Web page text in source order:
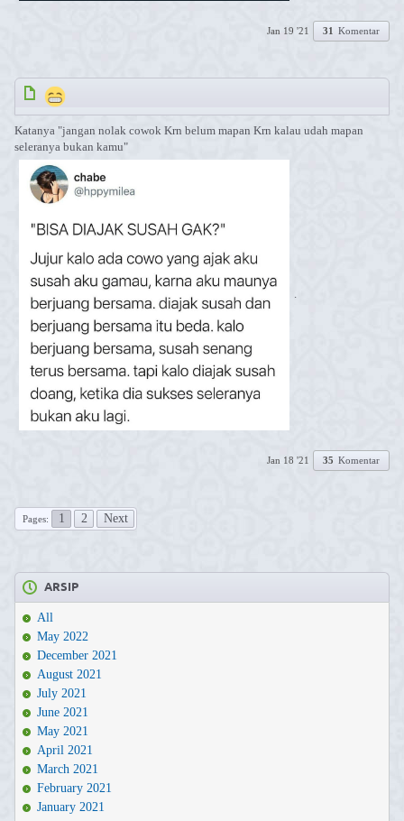
Jan 19 '21 31 Komentar
Katanya "jangan nolak cowok Krn belum mapan Krn kalau udah mapan
seleranya bukan kamu"
Jan 18 '21 35 Komentar
Pages: 1 2 Next
ARSIP
All
May 2022
December 2021
August 2021
July 2021
June 2021
May 2021
April 2021
March 2021
February 2021
January 2021